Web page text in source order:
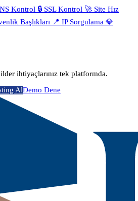
Kontrol 🔒 SSL Kontrol 🚀 Site Hız
Başlıkları 📍 IP Sorgulama 💎
ihtiyaçlarınız tek platformda.
AlDemo Dene